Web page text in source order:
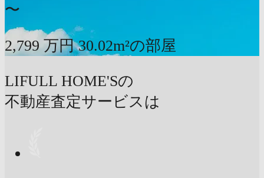
〜
2,799 万円 30.02m²の部屋
LIFULL HOME'Sの
不動産査定サービスは